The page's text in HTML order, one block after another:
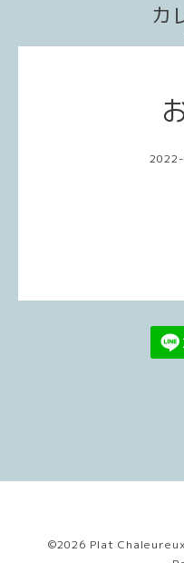
カ
©2026 Plat Chaleureux